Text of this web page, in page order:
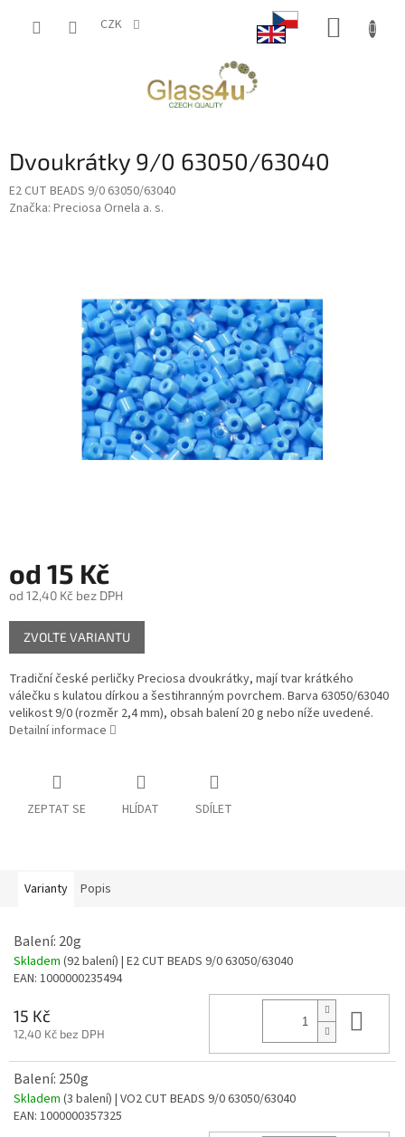
CZK
Dvoukrátky 9/0 63050/63040
E2 CUT BEADS 9/0 63050/63040
Značka: Preciosa Ornela a. s.
od 15 Kč
od 12,40 Kč bez DPH
Měrná
cena:
ZVOLTE VARIANTU
Tradiční české perličky Preciosa dvoukrátky, mají tvar krátkého
válečku s kulatou dírkou a šestihranným povrchem. Barva 63050/63040
velikost 9/0 (rozměr 2,4 mm), obsah balení 20 g nebo níže uvedené.
Detailní informace
ZEPTAT SE HLÍDAT SDÍLET
Varianty Popis
Balení: 20g
Skladem (92 balení) | E2 CUT BEADS 9/0 63050/63040
EAN: 1000000235494
15 Kč
12,40 Kč bez DPH
Balení: 250g
Skladem (3 balení) | VO2 CUT BEADS 9/0 63050/63040
EAN: 1000000357325